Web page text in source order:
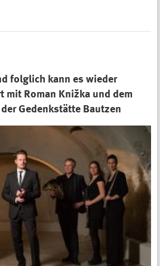
folglich kann es wieder
mit Roman Knižka und dem
Gedenkstätte Bautzen